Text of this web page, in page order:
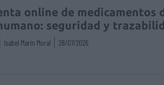
online de medicamentos
seguridad y
Isabel Marín Moral 28/07/2026